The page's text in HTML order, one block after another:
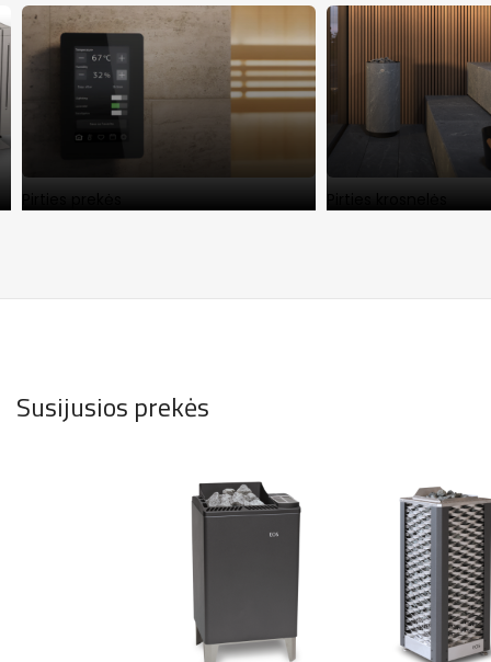
Pirties prekės Pirties krosnelės
Susijusios prekės